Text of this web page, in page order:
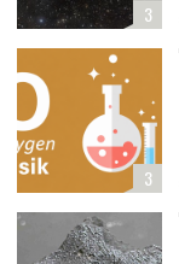
3
3